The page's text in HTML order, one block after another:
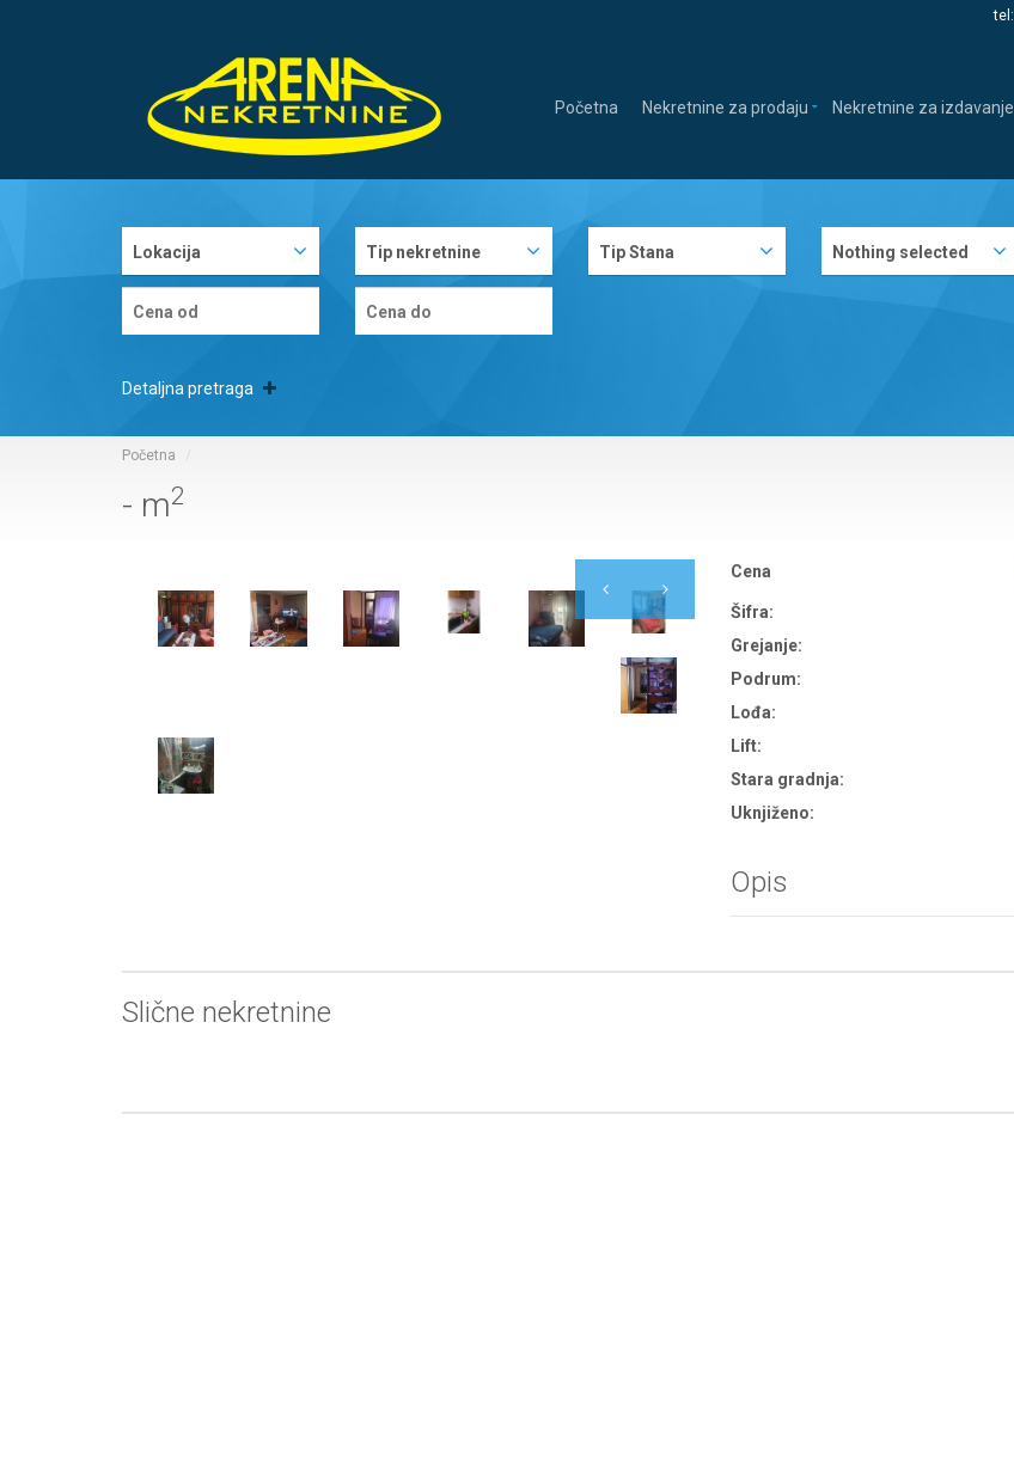
tel:
Početna Nekretnine za prodaju Nekretnine za izdavanje
Lokacija Tip nekretnine Tip Stana Nothing selected
Detaljna pretraga
Početna
- m2
Cena
Šifra:
Grejanje:
Podrum:
Lođa:
Lift:
Stara gradnja:
Uknjiženo:
Opis
Slične nekretnine